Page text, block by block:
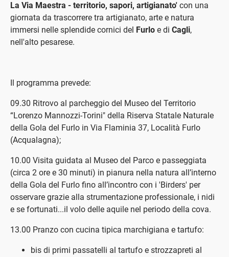
La Via Maestra - territorio, sapori, artigianato' con una
giornata da trascorrere tra artigianato, arte e natura
immersi nelle splendide cornici del Furlo e di Cagli,
nell'alto pesarese.
Il programma prevede:
09.30 Ritrovo al parcheggio del Museo del Territorio
“Lorenzo Mannozzi-Torini" della Riserva Statale Naturale
della Gola del Furlo in Via Flaminia 37, Località Furlo
(Acqualagna);
10.00 Visita guidata al Museo del Parco e passeggiata
(circa 2 ore e 30 minuti) in pianura nella natura all’interno
della Gola del Furlo fino all’incontro con i 'Birders' per
osservare grazie alla strumentazione professionale, i nidi
e se fortunati...il volo delle aquile nel periodo della cova.
13.00 Pranzo con cucina tipica marchigiana e tartufo:
bis di primi passatelli al tartufo e strozzapreti al